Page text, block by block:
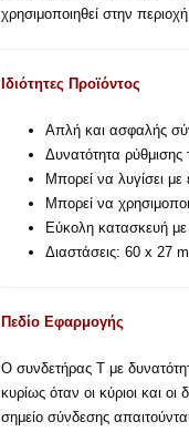
χρησιμοποιηθεί στην
Ιδιότητες Προϊόντος
Απλή και ασφαλής
Δυνατότητα
Μπορεί να λυγίσει
Μπορεί να
Εύκολη κατασκευή
Διαστάσεις: 60 x 27
Πεδίο Εφαρμογής
Ο συνδετήρας Τ με
κυρίως όταν οι κύριοι και
σημείο σύνδεσης